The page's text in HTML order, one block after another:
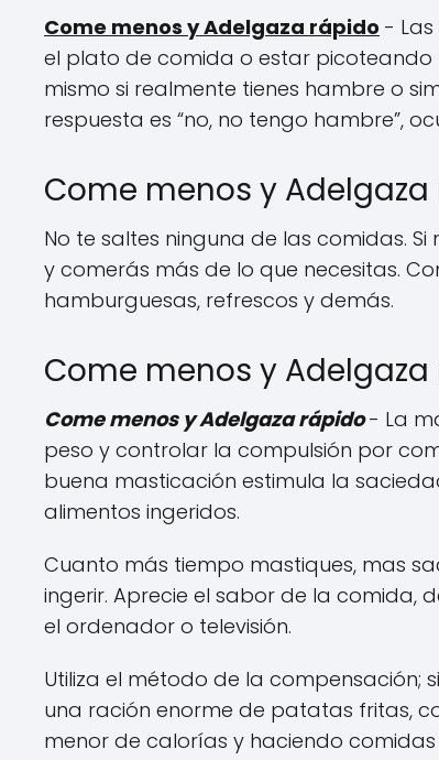
Come menos y Adelgaza rápido -
el plato de comida o estar
mismo si realmente tienes hambre o
respuesta es “no, no tengo hambre”,
Come menos y
No te saltes ninguna de las comidas.
y comerás más de lo que necesitas.
hamburguesas, refrescos y demás.
Come menos y
Come menos y Adelgaza rápido - La
peso y controlar la compulsión por
buena masticación estimula la
alimentos ingeridos.
Cuanto más tiempo mastiques, mas
ingerir. Aprecie el sabor de la comida,
el ordenador o televisión.
Utiliza el método de la
una ración enorme de patatas fritas,
menor de calorías y haciendo